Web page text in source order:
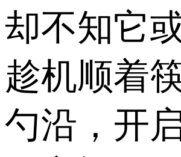
却不知它
趁机顺着
勺沿，开